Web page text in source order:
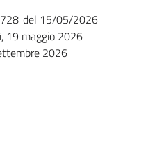
15/05/2026
19 maggio 2026
2026